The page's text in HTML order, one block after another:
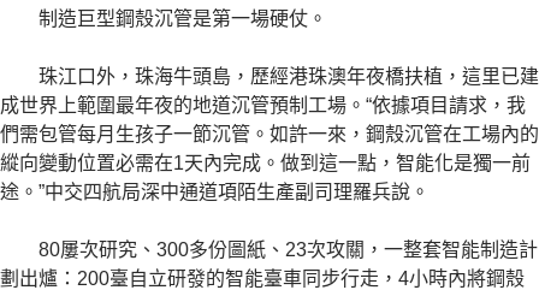
制造巨型鋼殼沉管是第一場硬仗。
珠江口外，珠海牛頭島，歷經港珠澳年夜橋扶植，這里已建
成世界上範圍最年夜的地道沉管預制工場。“依據項目請求，我
們需包管每月生孩子一節沉管。如許一來，鋼殼沉管在工場內的
縱向變動位置必需在1天內完成。做到這一點，智能化是獨一前
途。”中交四航局深中通道項陌生產副司理羅兵說。
80屢次研究、300多份圖紙、23次攻關，一整套智能制造計
劃出爐：200臺自立研發的智能臺車同步行走，4小時內將鋼殼